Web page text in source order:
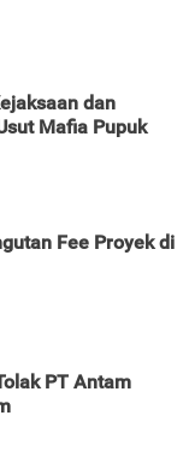
dan
Mafia Pupuk
Fee Proyek di
PT Antam